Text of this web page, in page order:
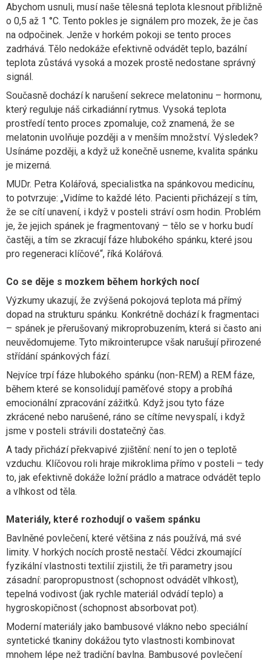
Abychom usnuli, musí naše tělesná teplota klesnout přibližně
o 0,5 až 1 °C. Tento pokles je signálem pro mozek, že je čas
na odpočinek. Jenže v horkém pokoji se tento proces
zadrhává. Tělo nedokáže efektivně odvádět teplo, bazální
teplota zůstává vysoká a mozek prostě nedostane správný
signál.
Současně dochází k narušení sekrece melatoninu – hormonu,
který reguluje náš cirkadiánní rytmus. Vysoká teplota
prostředí tento proces zpomaluje, což znamená, že se
melatonin uvolňuje později a v menším množství. Výsledek?
Usínáme později, a když už konečně usneme, kvalita spánku
je mizerná.
MUDr. Petra Kolářová, specialistka na spánkovou medicínu,
to potvrzuje: „Vidíme to každé léto. Pacienti přicházejí s tím,
že se cítí unavení, i když v posteli stráví osm hodin. Problém
je, že jejich spánek je fragmentovaný – tělo se v horku budí
častěji, a tím se zkracují fáze hlubokého spánku, které jsou
pro regeneraci klíčové“, říká Kolářová.
Co se děje s mozkem během horkých nocí
Výzkumy ukazují, že zvýšená pokojová teplota má přímý
dopad na strukturu spánku. Konkrétně dochází k fragmentaci
– spánek je přerušovaný mikroprobuzením, která si často ani
neuvědomujeme. Tyto mikrointerupce však narušují přirozené
střídání spánkových fází.
Nejvíce trpí fáze hlubokého spánku (non-REM) a REM fáze,
během které se konsolidují paměťové stopy a probíhá
emocionální zpracování zážitků. Když jsou tyto fáze
zkrácené nebo narušené, ráno se cítíme nevyspalí, i když
jsme v posteli strávili dostatečný čas.
A tady přichází překvapivé zjištění: není to jen o teplotě
vzduchu. Klíčovou roli hraje mikroklima přímo v posteli – tedy
to, jak efektivně dokáže ložní prádlo a matrace odvádět teplo
a vlhkost od těla.
Materiály, které rozhodují o vašem spánku
Bavlněné povlečení, které většina z nás používá, má své
limity. V horkých nocích prostě nestačí. Vědci zkoumající
fyzikální vlastnosti textilií zjistili, že tři parametry jsou
zásadní: paropropustnost (schopnost odvádět vlhkost),
tepelná vodivost (jak rychle materiál odvádí teplo) a
hygroskopičnost (schopnost absorbovat pot).
Moderní materiály jako bambusové vlákno nebo speciální
syntetické tkaniny dokážou tyto vlastnosti kombinovat
mnohem lépe než tradiční bavlna. Bambusové povlečení